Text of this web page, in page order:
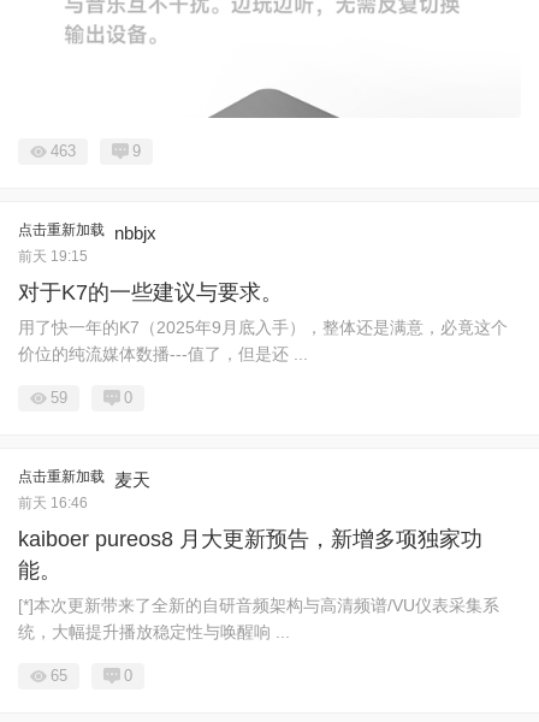
463 9
点击重新加载 nbbjx
前天 19:15
对于K7的一些建议与要求。
用了快一年的K7（2025年9月底入手），整体还是满意，必竟这个
价位的纯流媒体数播---值了，但是还 ...
59 0
点击重新加载 麦天
前天 16:46
kaiboer pureos8 月大更新预告，新增多项独家功
能。
[*]本次更新带来了全新的自研音频架构与高清频谱/VU仪表采集系
统，大幅提升播放稳定性与唤醒响 ...
65 0